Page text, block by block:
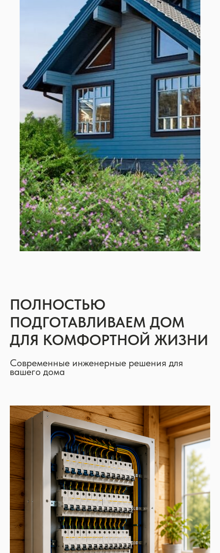
ПОЛНОСТЬЮ
ПОДГОТАВЛИВАЕМ ДОМ
ДЛЯ КОМФОРТНОЙ ЖИЗНИ
Современные инженерные решения для
вашего дома